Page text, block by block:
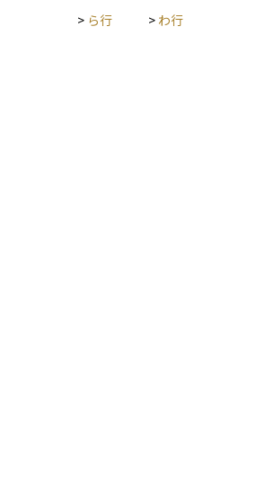
「生活費＝必要生活費＋ゆとり費」という
前者は最低限の生活維持費、後者は旅行や
> ら行 > わ行